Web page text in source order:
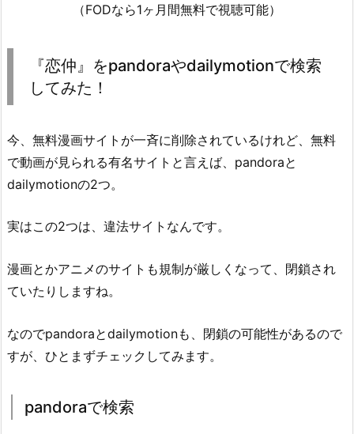
（FODなら1ヶ月間無料で視聴可能）
『恋仲』をpandoraやdailymotionで検索
してみた！
今、無料漫画サイトが一斉に削除されているけれど、無料
で動画が見られる有名サイトと言えば、pandoraと
dailymotionの2つ。
実はこの2つは、違法サイトなんです。
漫画とかアニメのサイトも規制が厳しくなって、閉鎖され
ていたりしますね。
なのでpandoraとdailymotionも、閉鎖の可能性があるので
すが、ひとまずチェックしてみます。
pandoraで検索